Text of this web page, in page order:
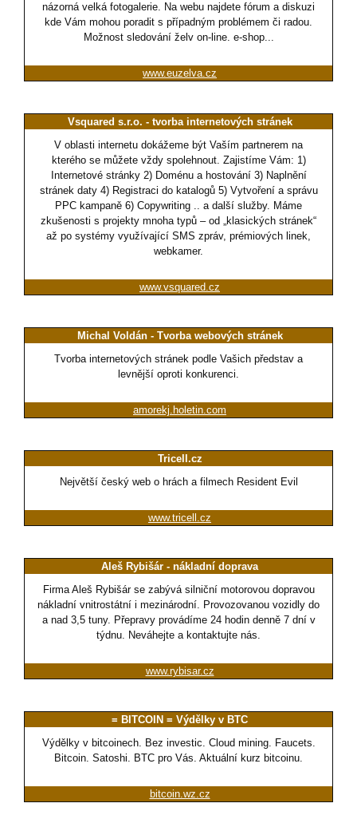
názorná velká fotogalerie. Na webu najdete fórum a diskuzi
kde Vám mohou poradit s případným problémem či radou.
Možnost sledování želv on-line. e-shop...
www.euzelva.cz
Vsquared s.r.o. - tvorba internetových stránek
V oblasti internetu dokážeme být Vaším partnerem na
kterého se můžete vždy spolehnout. Zajistíme Vám: 1)
Internetové stránky 2) Doménu a hostování 3) Naplnění
stránek daty 4) Registraci do katalogů 5) Vytvoření a správu
PPC kampaně 6) Copywriting .. a další služby. Máme
zkušenosti s projekty mnoha typů – od „klasických stránek“
až po systémy využívající SMS zpráv, prémiových linek,
webkamer.
www.vsquared.cz
Michal Voldán - Tvorba webových stránek
Tvorba internetových stránek podle Vašich představ a
levnější oproti konkurenci.
amorekj.holetin.com
Tricell.cz
Největší český web o hrách a filmech Resident Evil
www.tricell.cz
Aleš Rybišár - nákladní doprava
Firma Aleš Rybišár se zabývá silniční motorovou dopravou
nákladní vnitrostátní i mezinárodní. Provozovanou vozidly do
a nad 3,5 tuny. Přepravy provádíme 24 hodin denně 7 dní v
týdnu. Neváhejte a kontaktujte nás.
www.rybisar.cz
= BITCOIN = Výdělky v BTC
Výdělky v bitcoinech. Bez investic. Cloud mining. Faucets.
Bitcoin. Satoshi. BTC pro Vás. Aktuální kurz bitcoinu.
bitcoin.wz.cz